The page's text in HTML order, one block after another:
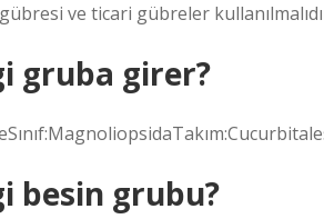
ve ticari gübreler
gruba girer?
besin grubu?